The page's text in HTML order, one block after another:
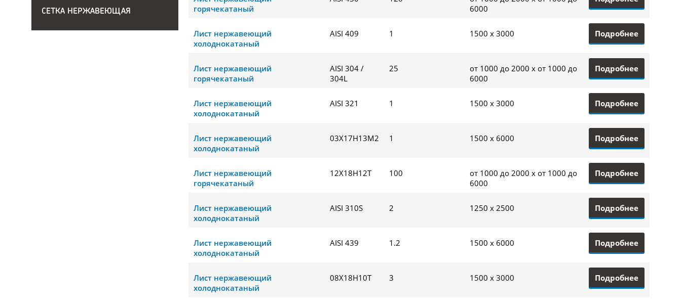
СЕТКА НЕРЖАВЕЮЩАЯ
горячекатаный
6000
Лист нержавеющий
холоднокатаный
AISI 409 1 1500 x 3000 Подробнее
Лист нержавеющий
горячекатаный
AISI 304 /
304L
25
от 1000 до 2000 x от 1000 до
6000
Подробнее
Лист нержавеющий
холоднокатаный
AISI 321 1 1500 x 3000 Подробнее
Лист нержавеющий
холоднокатаный
03Х17Н13М2 1 1500 x 6000 Подробнее
Лист нержавеющий
горячекатаный
12Х18Н12Т 100
от 1000 до 2000 x от 1000 до
6000
Подробнее
Лист нержавеющий
холоднокатаный
AISI 310S 2 1250 x 2500 Подробнее
Лист нержавеющий
холоднокатаный
AISI 439 1.2 1500 x 6000 Подробнее
Лист нержавеющий
холоднокатаный
08Х18Н10Т 3 1500 x 3000 Подробнее